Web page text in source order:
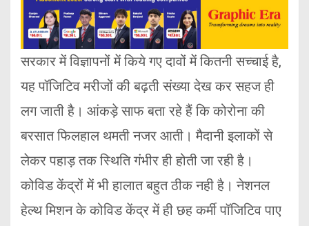
सरकार में विज्ञापनों में किये गए दावों में कितनी सच्चाई है,
यह पॉजिटिव मरीजों की बढ़ती संख्या देख कर सहज ही
लग जाती है। आंकड़े साफ बता रहे हैं कि कोरोना की
बरसात फिलहाल थमती नजर आती। मैदानी इलाकों से
लेकर पहाड़ तक स्थिति गंभीर ही होती जा रही है।
कोविड केंद्रों में भी हालात बहुत ठीक नही है। नेशनल
हेल्थ मिशन के कोविड केंद्र में ही छह कर्मी पॉजिटिव पाए